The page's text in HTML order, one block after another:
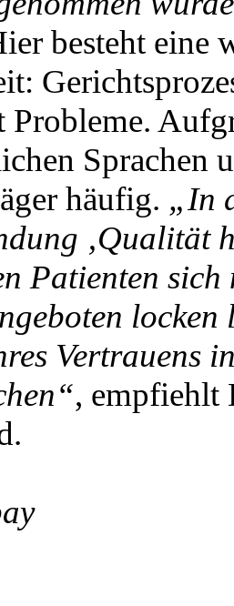
besteht eine
Probleme.
Sprachen
häufig. „In
‚Qualität
Patienten sich
locken
Vertrauens
, empfiehlt